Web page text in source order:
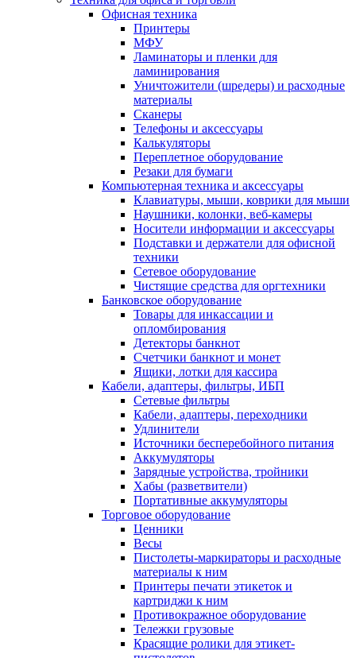
Офисная техника
Принтеры
МФУ
Ламинаторы и пленки для
ламинирования
Уничтожители (шредеры) и расходные
материалы
Сканеры
Телефоны и аксессуары
Калькуляторы
Переплетное оборудование
Резаки для бумаги
Компьютерная техника и аксессуары
Клавиатуры, мыши, коврики для мыши
Наушники, колонки, веб-камеры
Носители информации и аксессуары
Подставки и держатели для офисной
техники
Сетевое оборудование
Чистящие средства для оргтехники
Банковское оборудование
Товары для инкассации и
опломбирования
Детекторы банкнот
Счетчики банкнот и монет
Ящики, лотки для кассира
Кабели, адаптеры, фильтры, ИБП
Сетевые фильтры
Кабели, адаптеры, переходники
Удлинители
Источники бесперебойного питания
Аккумуляторы
Зарядные устройства, тройники
Хабы (разветвители)
Портативные аккумуляторы
Торговое оборудование
Ценники
Весы
Пистолеты-маркираторы и расходные
материалы к ним
Принтеры печати этикеток и
картриджи к ним
Противокражное оборудование
Тележки грузовые
Красящие ролики для этикет-